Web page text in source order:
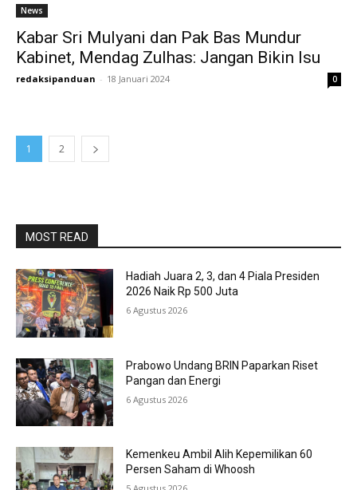
News
Kabar Sri Mulyani dan Pak Bas Mundur
Kabinet, Mendag Zulhas: Jangan Bikin Isu
redaksipanduan - 18 Januari 2024 0
1 2
MOST READ
Hadiah Juara 2, 3, dan 4 Piala Presiden
2026 Naik Rp 500 Juta
6 Agustus 2026
Prabowo Undang BRIN Paparkan Riset
Pangan dan Energi
6 Agustus 2026
Kemenkeu Ambil Alih Kepemilikan 60
Persen Saham di Whoosh